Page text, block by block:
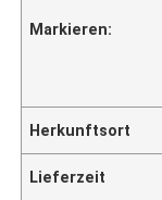
Markieren:
Herkunftsort
Lieferzeit